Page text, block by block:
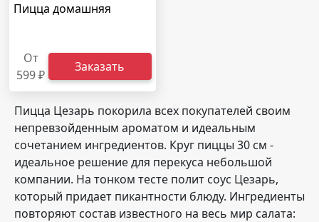
Пицца домашняя
От
599 ₽
Заказать
Пицца Цезарь покорила всех покупателей своим
непревзойденным ароматом и идеальным
сочетанием ингредиентов. Круг пиццы 30 см -
идеальное решение для перекуса небольшой
компании. На тонком тесте полит соус Цезарь,
который придает пикантности блюду. Ингредиенты
повторяют состав известного на весь мир салата: